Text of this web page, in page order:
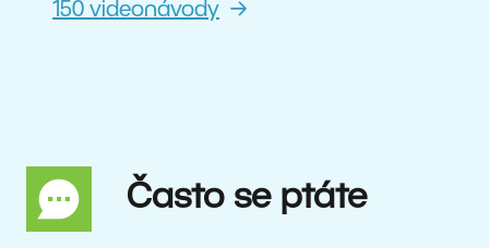
150 videonávody
Často se ptáte